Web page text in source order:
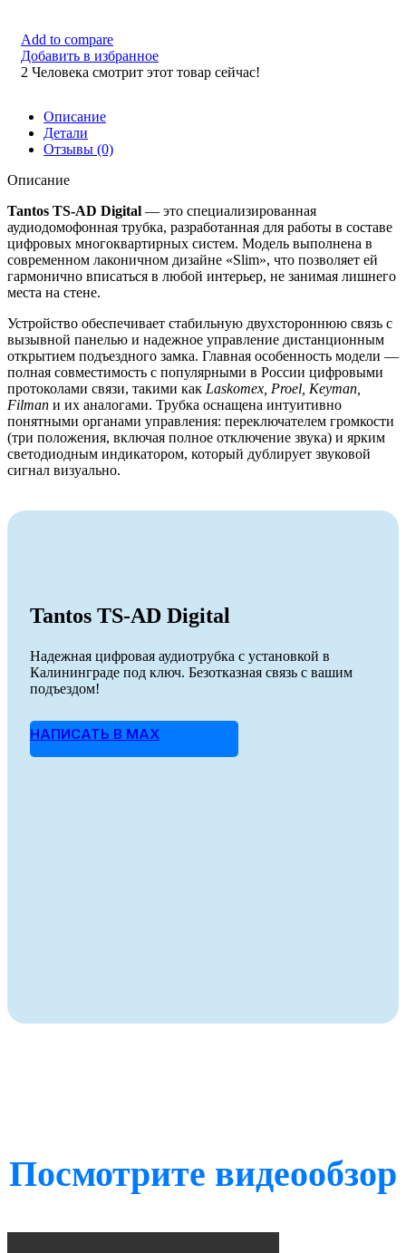
Add to compare
Добавить в избранное
2 Человека смотрит этот товар сейчас!
Описание
Детали
Отзывы (0)
Описание
Tantos TS-AD Digital — это специализированная
аудиодомофонная трубка, разработанная для работы в составе
цифровых многоквартирных систем. Модель выполнена в
современном лаконичном дизайне «Slim», что позволяет ей
гармонично вписаться в любой интерьер, не занимая лишнего
места на стене.
Устройство обеспечивает стабильную двухстороннюю связь с
вызывной панелью и надежное управление дистанционным
открытием подъездного замка. Главная особенность модели —
полная совместимость с популярными в России цифровыми
протоколами связи, такими как Laskomex, Proel, Keyman,
Filman и их аналогами. Трубка оснащена интуитивно
понятными органами управления: переключателем громкости
(три положения, включая полное отключение звука) и ярким
светодиодным индикатором, который дублирует звуковой
сигнал визуально.
Tantos TS-AD Digital
Надежная цифровая аудиотрубка с установкой в
Калининграде под ключ. Безотказная связь с вашим
подъездом!
НАПИСАТЬ В MAX
Посмотрите видеообзор